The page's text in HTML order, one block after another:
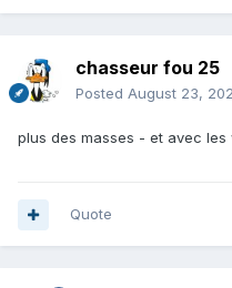
chasseur fou 25
Posted August 23,
plus des masses - et avec les
Quote